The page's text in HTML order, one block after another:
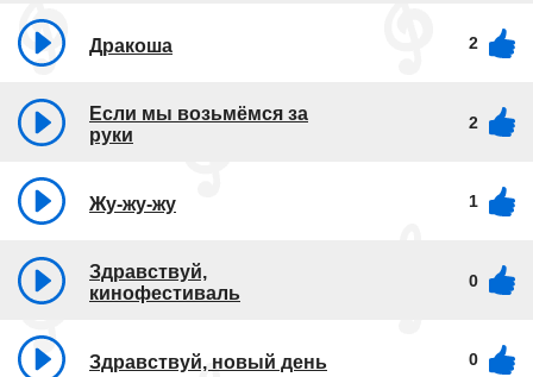
Дракоша 2
Если мы возьмёмся за
руки
2
Жу-жу-жу 1
Здравствуй,
кинофестиваль
0
Здравствуй, новый день 0